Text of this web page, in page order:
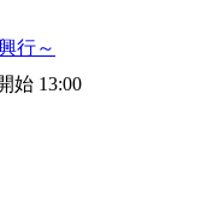
行～
始 13:00